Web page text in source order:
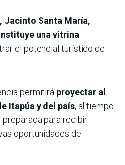
Jacinto Santa María,
una vitrina
el potencial turístico de
permitirá proyectar al
Itapúa y del país, al tiempo
preparada para recibir
oportunidades de